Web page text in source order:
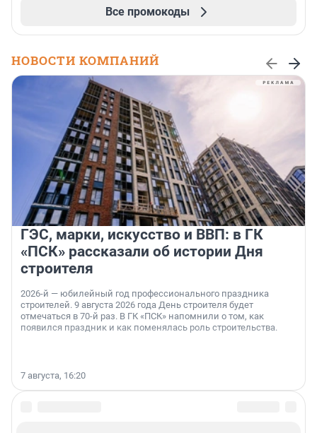
Все промокоды
НОВОСТИ КОМПАНИЙ
ГЭС, марки, искусство и ВВП: в ГК
«ПСК» рассказали об истории Дня
строителя
2026-й — юбилейный год профессионального праздника
строителей. 9 августа 2026 года День строителя будет
отмечаться в 70-й раз. В ГК «ПСК» напомнили о том, как
появился праздник и как поменялась роль строительства.
7 августа, 16:20